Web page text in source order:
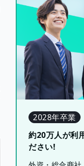
2028年卒業
約20万人が利
ださい!